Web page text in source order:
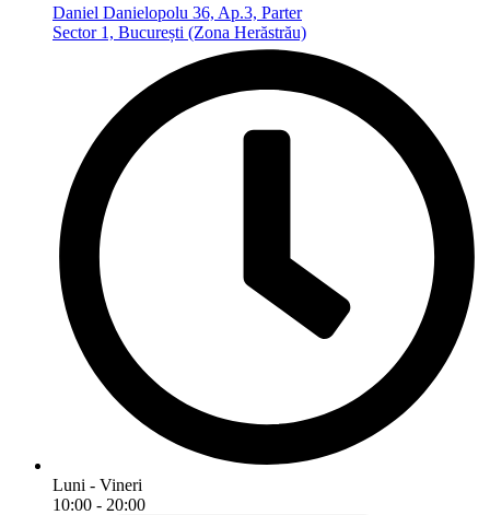
Daniel Danielopolu 36, Ap.3, Parter
Sector 1, București (Zona Herăstrău)
Luni - Vineri
10:00 - 20:00